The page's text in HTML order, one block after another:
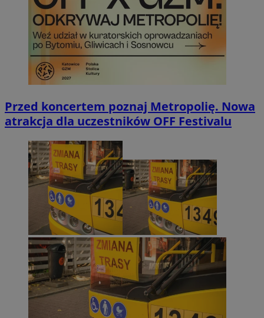
Przed koncertem poznaj Metropolię. Nowa
atrakcja dla uczestników OFF Festivalu